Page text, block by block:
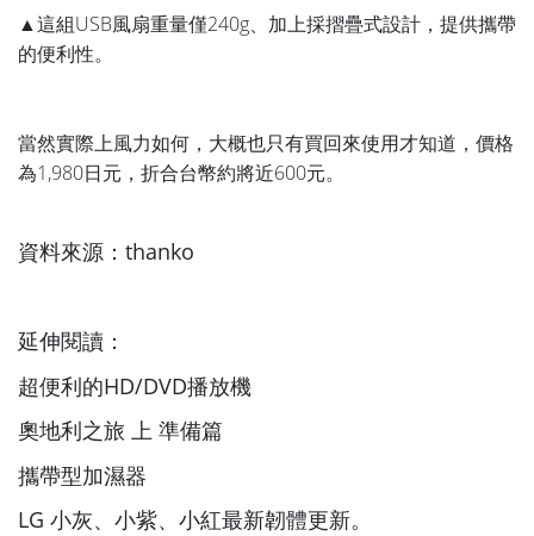
▲這組USB風扇重量僅240g、加上採摺疊式設計，提供攜帶
的便利性。
當然實際上風力如何，大概也只有買回來使用才知道，價格
為1,980日元，折合台幣約將近600元。
資料來源： thanko
延伸閱讀：
超便利的HD/DVD播放機
奧地利之旅 上 準備篇
攜帶型加濕器
LG 小灰、小紫、小紅最新韌體更新。